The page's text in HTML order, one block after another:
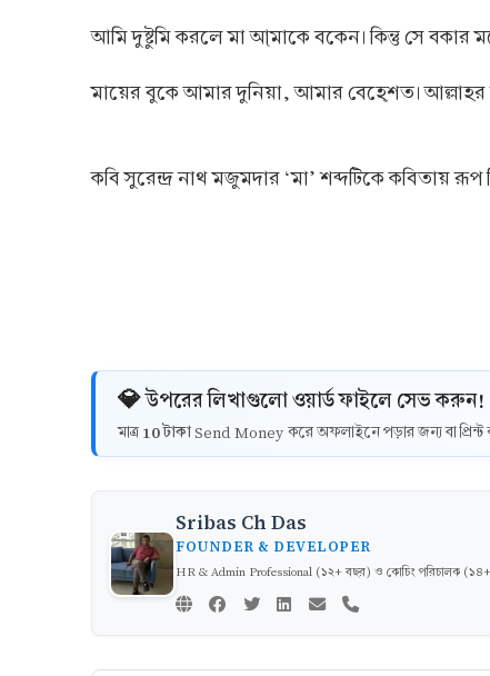
আমি দুষ্টুমি করলে মা আ্মাকে বকেন। কিন্তু সে বকার
মায়ের বুকে আমার দুনিয়া, আমার বেহে্‌শত।
কবি সুরেন্দ্র নাথ মজুমদার ‘মা’ শব্দটিকে কবিতায়
💎 উপরের লিখাগুলো ওয়ার্ড ফাইলে সেভ করুন!
মাত্র 10 টাকাSend Money করে অফলাইনে পড়ার জন্য বা
Sribas Ch Das
FOUNDER & DEVELOPER
HR & Admin Professional (১২+ বছর) ও কোচিং পরিচালক (১৪+